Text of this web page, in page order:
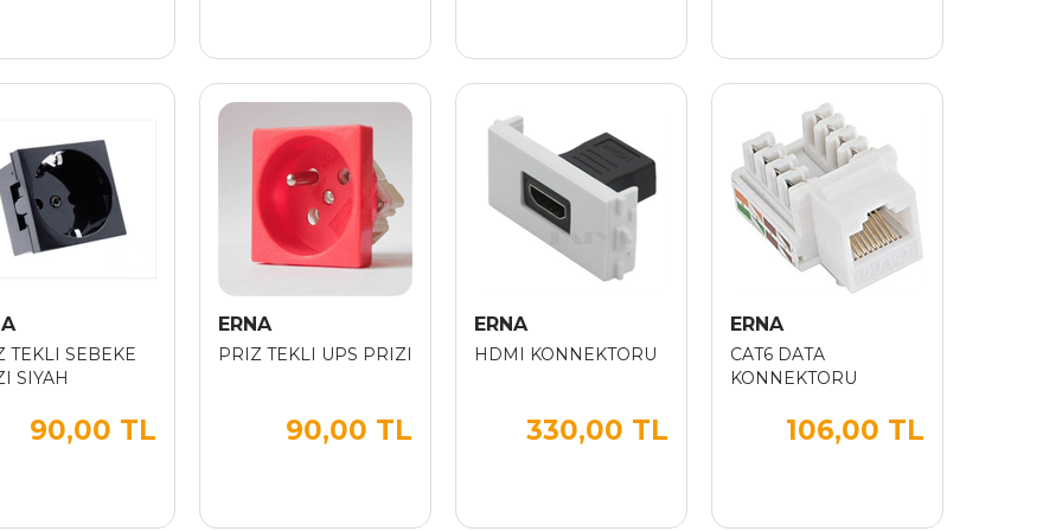
TEKLI SEBEKE
SIYAH
90,00 TL
ERNA
PRIZ TEKLI UPS PRIZI
90,00 TL
ERNA
HDMI KONNEKTORU
330,00 TL
ERNA
CAT6 DATA
KONNEKTORU
106,00 TL